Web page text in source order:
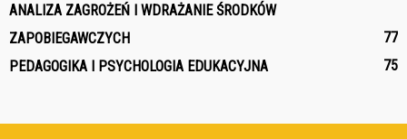
ANALIZA ZAGROŻEŃ I WDRAŻANIE ŚRODKÓW
ZAPOBIEGAWCZYCH
77
PEDAGOGIKA I PSYCHOLOGIA EDUKACYJNA
75